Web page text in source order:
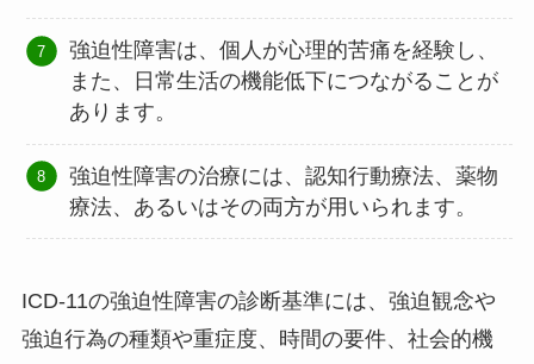
強迫性障害は、個人が心理的苦痛を経験し、
また、日常生活の機能低下につながることが
あります。
強迫性障害の治療には、認知行動療法、薬物
療法、あるいはその両方が用いられます。
ICD-11の強迫性障害の診断基準には、強迫観念や
強迫行為の種類や重症度、時間の要件、社会的機